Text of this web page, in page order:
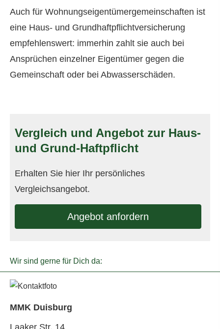
Auch für Wohnungseigentümergemeinschaften ist
eine Haus- und Grundhaftpflichtversicherung
empfehlenswert: immerhin zahlt sie auch bei
Ansprüchen einzelner Eigentümer gegen die
Gemeinschaft oder bei Abwasserschäden.
Vergleich und Angebot zur Haus-
und Grund-Haft­pflicht
Erhalten Sie hier Ihr persönliches
Vergleichsangebot.
An­ge­bot an­for­dern
Wir sind gerne für Dich da:
MMK Duisburg
Laaker Str. 14